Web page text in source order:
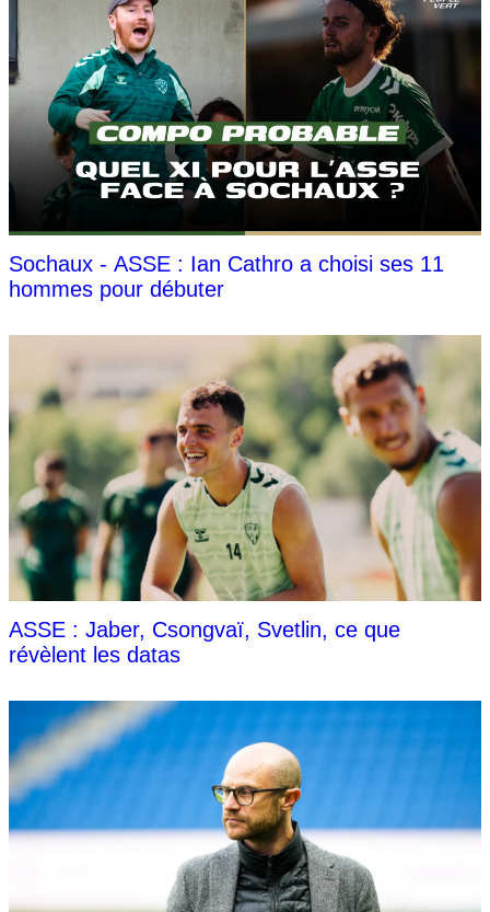
Sochaux - ASSE : Ian Cathro a choisi ses 11
hommes pour débuter
ASSE : Jaber, Csongvaï, Svetlin, ce que
révèlent les datas